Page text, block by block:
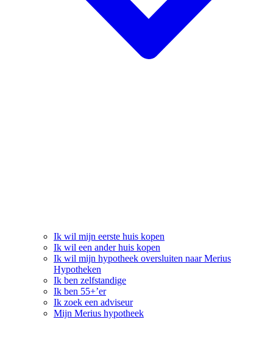
Ik wil mijn eerste huis kopen
Ik wil een ander huis kopen
Ik wil mijn hypotheek oversluiten naar Merius
Hypotheken
Ik ben zelfstandige
Ik ben 55+’er
Ik zoek een adviseur
Mijn Merius hypotheek